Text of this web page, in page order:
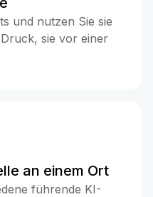
und nutzen Sie sie
sie vor einer
an einem Ort
führende KI-